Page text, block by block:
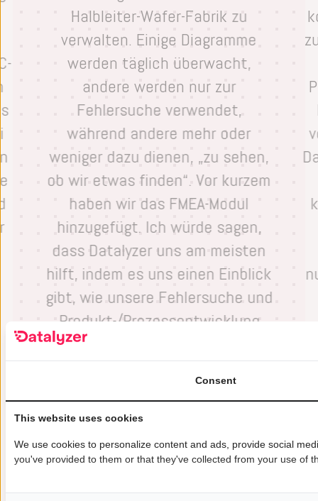
Stufen angepasst werden und bieten
strukturierte Werkzeuge für die Planung,
Dokumentation und Überwachung des
Fortschritts in den wichtigsten APQP-
Halbleiter-Wafer-Fabrik zu
verwalten. Einige Diagramme
werden täglich überwacht,
andere werden nur zur
Fehlersuche verwendet,
während andere mehr oder
weniger dazu dienen, „zu sehen,
ob wir etwas finden“. Vor kurzem
haben wir das FMEA-Modul
hinzugefügt. Ich würde sagen,
dass Datalyzer uns am meisten
hilft, indem es uns einen Einblick
gibt, wie unsere Fehlersuche und
Produkt-/Prozessentwicklung
letztendlich funktionieren
könnte.“
Douglas PrebbleConsent
This website uses cookies
We use cookies to personalize content and ads, provide social
you've provided to them or that they've collected from your use of